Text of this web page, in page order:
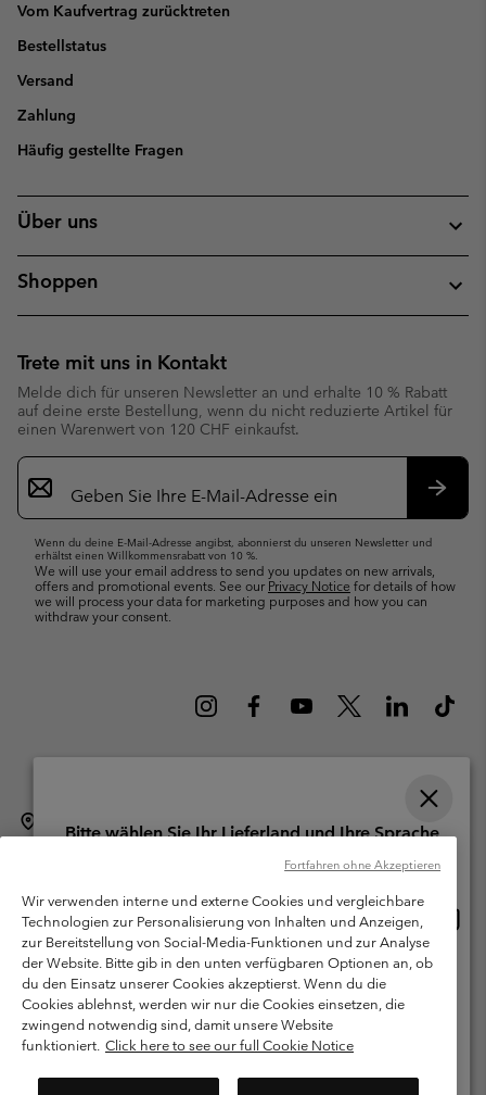
Vom Kaufvertrag zurücktreten
Bestellstatus
Versand
Zahlung
Häufig gestellte Fragen
Über uns
Shoppen
Trete mit uns in Kontakt
Melde dich für unseren Newsletter an und erhalte 10 % Rabatt
auf deine erste Bestellung, wenn du nicht reduzierte Artikel für
einen Warenwert von 120 CHF einkaufst.
Newsletter-
Anmeldung
Wenn du deine E-Mail-Adresse angibst, abonnierst du unseren Newsletter und
erhältst einen Willkommensrabatt von 10 %.
We will use your email address to send you updates on new arrivals,
offers and promotional events. See our Privacy Notice for details of how
we will process your data for marketing purposes and how you can
withdraw your consent.
Schweiz (Deutsch) English › français › italiano ›
Columbia Sportswear Company. Avenue des Morgines, 12 1213
Petit-Lancy Switzerland. Alle Rechte vorbehalten.
Nutzungsbedingungen
Allgemeine Verkaufsbedingungen
Garantie
Datenschutzerklärung
Bestimmungen und Bedingungen des Mitglieder Programms
Nutzungsbedingungen Für Nutzergenerierte Inhalte
Impressum
Cookies
Wir verwenden interne und externe Cookies und vergleichbare
Technologien zur Personalisierung von Inhalten und Anzeigen,
zur Bereitstellung von Social-Media-Funktionen und zur Analyse
der Website. Bitte gib in den unten verfügbaren Optionen an, ob
du den Einsatz unserer Cookies akzeptierst. Wenn du die
Cookies ablehnst, werden wir nur die Cookies einsetzen, die
zwingend notwendig sind, damit unsere Website
funktioniert. Click here to see our full Cookie Notice
Fortfahren ohne Akzeptieren
Bitte wählen Sie Ihr Lieferland und Ihre Sprache
Online-Einkauf verfügbar
United States
Switzerland-English
Switzerland-Deutsch